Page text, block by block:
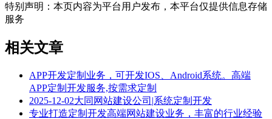
特别声明：本页内容为平台用户发布，本平台仅提供信息存储
服务
相关文章
APP开发定制业务，可开发IOS、Android系统。高端
APP定制开发服务,按需求定制
2025-12-02大同网站建设公司|系统定制开发
专业打造定制开发高端网站建设业务，丰富的行业经验